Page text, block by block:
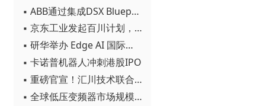
▪ ABB通过集成DSX Blueprint AI基础设施，扩大与英伟达的合作
▪ 京东工业发起百川计划， 构建工业大模型新生态
▪ 研华举办 Edge AI 国际论坛
▪ 卡诺普机器人冲刺港股IPO
▪ 重磅官宣！汇川技术联合发起 D12 联盟，开创产教融合新范式
▪ 全球低压变频器市场规模2030年将超170亿美元